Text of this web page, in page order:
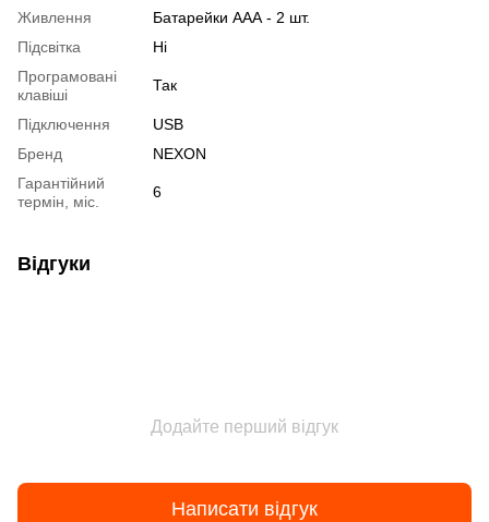
Живлення
Батарейки ААА - 2 шт.
Підсвітка
Ні
Програмовані
клавіші
Так
Підключення
USB
Бренд
NEXON
Гарантійний
термін, міс.
6
Відгуки
Додайте перший відгук
Написати відгук